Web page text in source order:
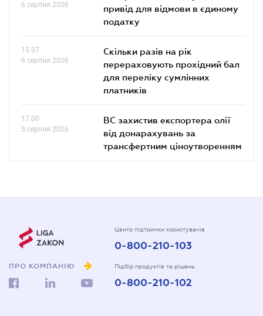
6 серпня 2026
привід для відмови в єдиному
податку
15.07
6 серпня 2026
Скільки разів на рік
перераховують прохідний бал
для переліку сумлінних
платників
17.00
5 серпня 2026
ВС захистив експортера олії
від донарахувань за
трансфертним ціноутворенням
ПРО КОМПАНІЮ
Центр підтримки користувачів
0-800-210-103
Підбір продуктів та рішень
0-800-210-102